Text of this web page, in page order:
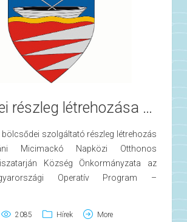
a nap, melyet a köszöntő és a
követett. Tiszatarján zászlaját Tóth
meg a színpadon. Ezt követően
a Mezőcsáti kistérség települései, akik
szórakoztatták a
Bögre Lajosné polgármesterünk
a legkisebbjeink, a Micimackó Napközi
E közben mindenhol
a finomabbnál-finomabb ételek,
még inkább a rendezvényre csalogatta
Bölcsődei részleg létrehozása a tiszatarjáni Micimackó Napközi Otthonos Óvodában
bölcsődei szolgáltató részleg létrehozás
Micimackó Napközi Otthonos
Község Önkormányzata az
Operatív Program –
alapellátások komplex, – valamint
2085 Hírek More